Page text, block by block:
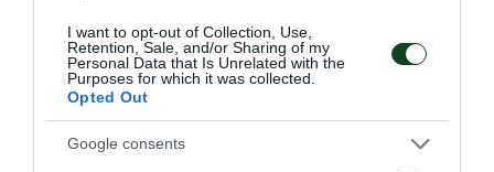
I want to opt-out of Collection, Use,
Retention, Sale, and/or Sharing of my
Personal Data that Is Unrelated with the
Purposes for which it was collected.
Opted Out
Google consents
15.04.2026 ΑΚΑΔΗΜΙΑ ΠΟΔΟΣΦΑΙΡΟΥ ΓΥΝΑΙΚΩΝ